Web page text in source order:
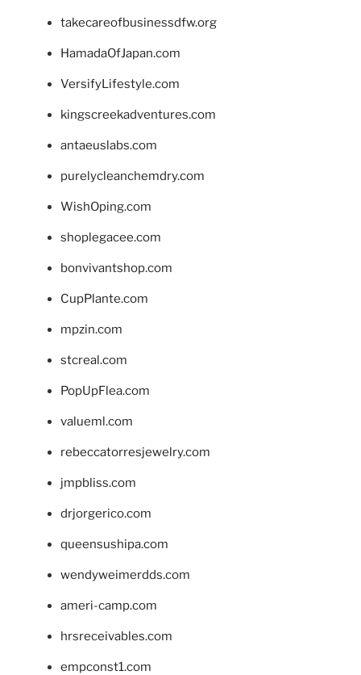
takecareofbusinessdfw.org
HamadaOfJapan.com
VersifyLifestyle.com
kingscreekadventures.com
antaeuslabs.com
purelycleanchemdry.com
WishOping.com
shoplegacee.com
bonvivantshop.com
CupPlante.com
mpzin.com
stcreal.com
PopUpFlea.com
valueml.com
rebeccatorresjewelry.com
jmpbliss.com
drjorgerico.com
queensushipa.com
wendyweimerdds.com
ameri-camp.com
hrsreceivables.com
empconst1.com